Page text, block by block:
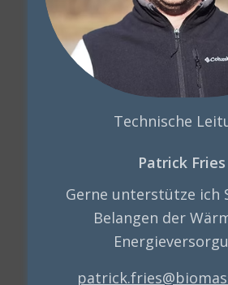
Technische
Patrick Fries
Gerne unterstütze ich
Belangen der